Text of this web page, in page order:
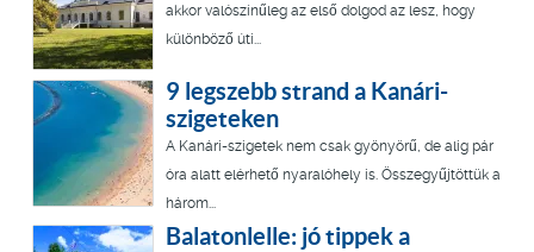
akkor valószínűleg az első dolgod az lesz, hogy
különböző úti...
9 legszebb strand a Kanári-
szigeteken
A Kanári-szigetek nem csak gyönyörű, de alig pár
óra alatt elérhető nyaralóhely is. Összegyűjtöttük a
három...
Balatonlelle: jó tippek a